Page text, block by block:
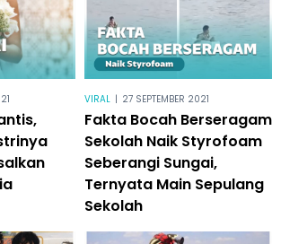
VIRAL | 27 SEPTEMBER 2021
Fakta Bocah Berseragam
Sekolah Naik Styrofoam
Seberangi Sungai,
Ternyata Main Sepulang
Sekolah